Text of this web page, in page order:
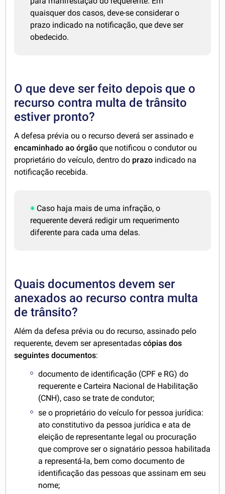
quaisquer dos casos, deve-se considerar o
prazo indicado na notificação, que deve ser
obedecido.
O que deve ser feito depois que o
recurso contra multa de trânsito
estiver pronto?
A defesa prévia ou o recurso deverá ser assinado e
encaminhado ao órgãoque notificou o condutor ou
proprietário do veículo, dentro do prazo indicado na
notificação recebida.
Caso haja mais de uma infração, o
requerente deverá redigir um requerimento
diferente para cada uma delas.
Quais documentos devem ser
anexados ao recurso contra multa
de trânsito?
Além da defesa prévia ou do recurso, assinado pelo
requerente, devem ser apresentadascópias dos
seguintes documentos:
documento de identificação (CPF e RG) do
requerente e Carteira Nacional de Habilitação
(CNH), caso se trate de condutor;
se o proprietário do veículo for pessoa jurídica:
ato constitutivo da pessoa jurídica e ata de
eleição de representante legal ou procuração
que comprove ser o signatário pessoa habilitada
a representá-la, bem como documento de
identificação das pessoas que assinam em seu
nome;